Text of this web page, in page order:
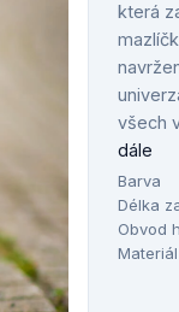
která
všech
dále
Barva
Délka
Obvod
Materiál